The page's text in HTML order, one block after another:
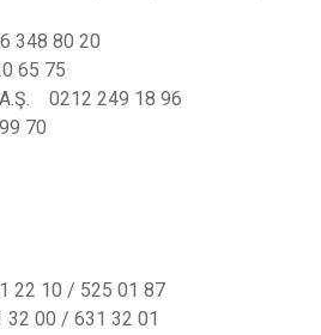
348 80 20
65 75
A.Ş. 0212 249 18 96
70
22 10 / 525 01 87
32 00 / 631 32 01